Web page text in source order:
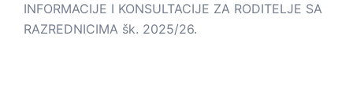
INFORMACIJE I KONSULTACIJE ZA RODITELJE SA
RAZREDNICIMA šk. 2025/26.